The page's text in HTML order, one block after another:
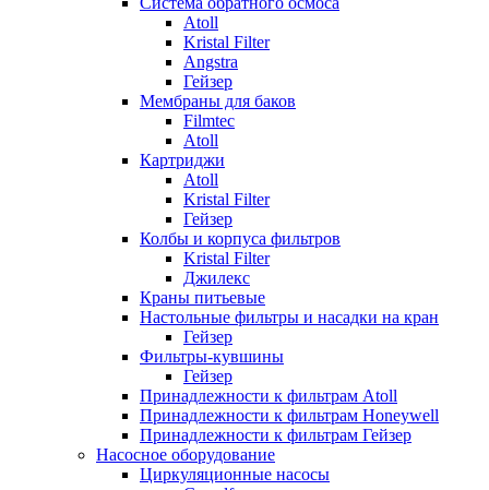
Atoll
Kristal Filter
Angstra
Гейзер
Мембраны для баков
Filmtec
Atoll
Картриджи
Atoll
Kristal Filter
Гейзер
Колбы и корпуса фильтров
Kristal Filter
Джилекс
Краны питьевые
Настольные фильтры и насадки на кран
Гейзер
Фильтры-кувшины
Гейзер
Принадлежности к фильтрам Atoll
Принадлежности к фильтрам Honeywell
Принадлежности к фильтрам Гейзер
Насосное оборудование
Циркуляционные насосы